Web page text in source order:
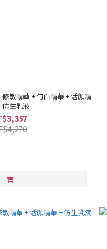
修敏精華 + 勻白精華 + 活顏精
仿生乳液